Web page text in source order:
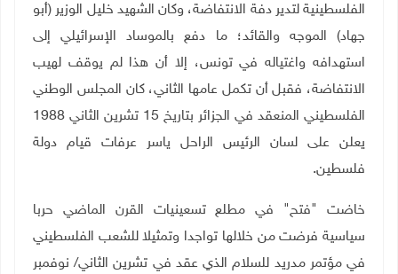
الفلسطينية لتدير دفة الانتفاضة، وكان الشهيد خليل الوزير (أبو
جهاد) الموجه والقائد؛ ما دفع بالموساد الإسرائيلي إلى
استهدافه واغتياله في تونس، إلا أن هذا لم يوقف لهيب
الانتفاضة، فقبل أن تكمل عامها الثاني، كان المجلس الوطني
الفلسطيني المنعقد في الجزائر بتاريخ 15 تشرين الثاني 1988
يعلن على لسان الرئيس الراحل ياسر عرفات قيام دولة
فلسطين.
خاضت "فتح" في مطلع تسعينيات القرن الماضي حربا
سياسية فرضت من خلالها تواجدا وتمثيلا للشعب الفلسطيني
في مؤتمر مدريد للسلام الذي عقد في تشرين الثاني/ نوفمبر